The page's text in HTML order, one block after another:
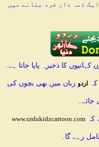
ذمہ دار فرد بنانے میں
کا ذخیرہ پایا جاتا ہے۔
اردو زبان میں بھی بچوں کی
کہ www.urdukidzcartoon.com
رہے گا۔